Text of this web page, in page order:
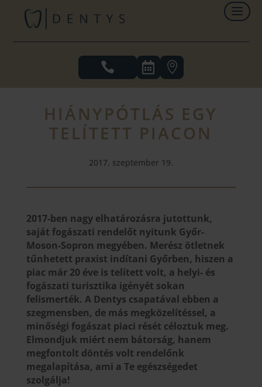
  
HIÁNYPÓTLÁS EGY
TELÍTETT PIACON
2017. szeptember 19.
2017-ben nagy elhatározásra jutottunk,
saját fogászati rendelőt nyitunk Győr-
Moson-Sopron megyében. Merész ötletnek
tűnhetett praxist indítani Győrben, hiszen a
piac már 20 éve is telített volt, a helyi- és
fogászati turisztika igényét sokan
felismerték. A Dentys csapatával ebben a
szegmensben, de más megközelítéssel, a
minőségi fogászat piaci rését céloztuk meg.
Elmondjuk miért nem bátorság, hanem
megfontolt döntés volt rendelőnk
megalapítása, ami a Te egészségedet
szolgálja!